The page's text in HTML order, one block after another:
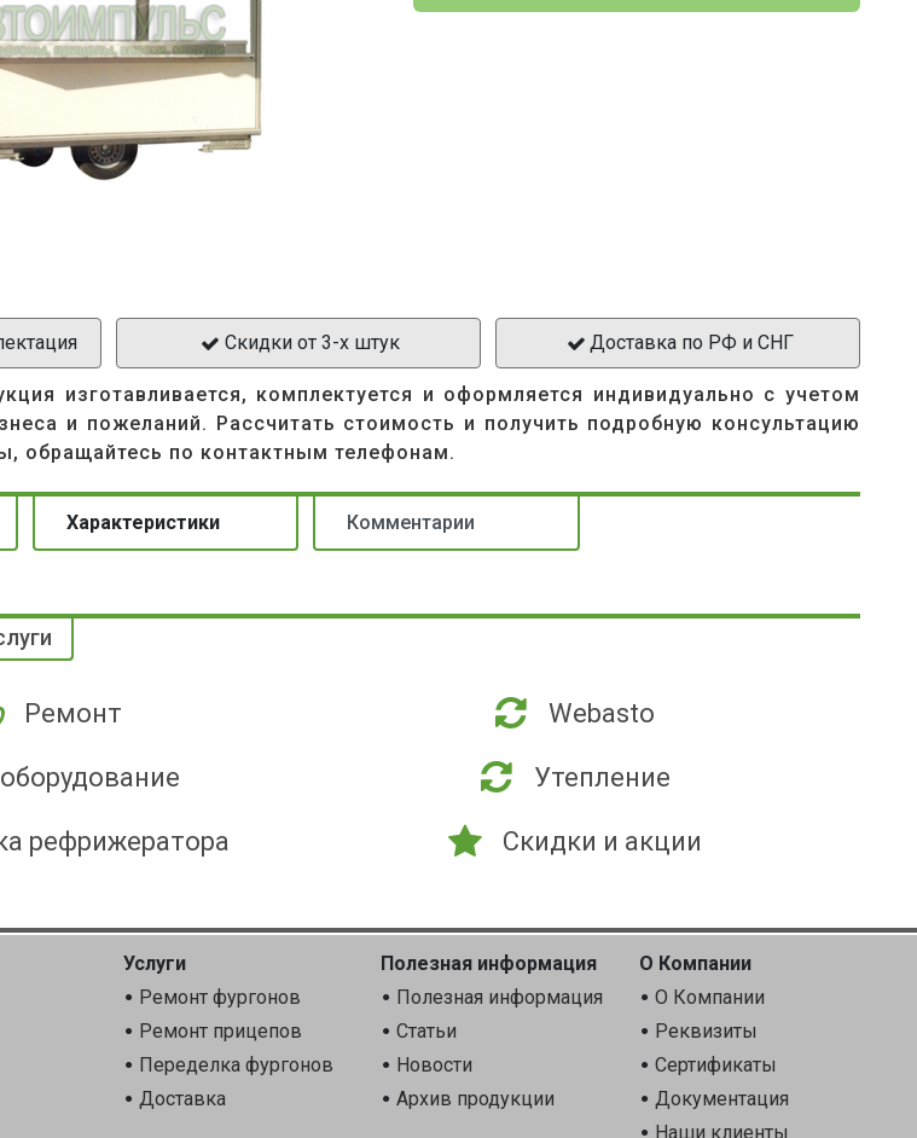
Скидки от 3-х штук Доставка по РФ и СНГ
изготавливается, комплектуется и оформляется индивидуально с учетом
и пожеланий. Рассчитать стоимость и получить подробную консультацию
обращайтесь по контактным телефонам.
Характеристики Комментарии
Ремонт Webasto
Утепление
рефрижератора Скидки и акции
Услуги
Ремонт фургонов
Ремонт прицепов
Переделка фургонов
Доставка
Полезная информация
Полезная информация
Статьи
Новости
Архив продукции
О Компании
О Компании
Реквизиты
Сертификаты
Документация
Наши клиенты